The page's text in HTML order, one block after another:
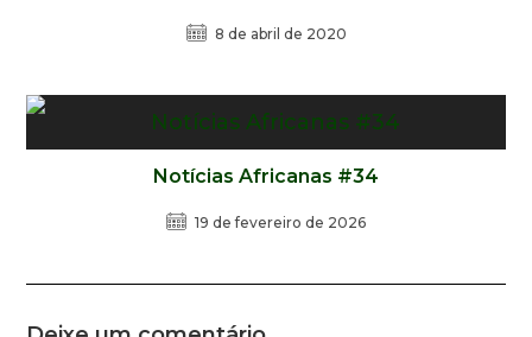
8 de abril de 2020
Notícias Africanas #34
19 de fevereiro de 2026